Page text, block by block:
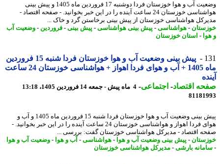
وضعیت آب و هوا خوزستان فردا دوشنبه 17 فروردین ماه 1405 و پیش بینی
هواشناسی خوزستان 24 ساعت آینده را در این خبر بخوانید. - صفحه اقتصاد -
هواشناسی خوزستان از پیش بینی برخاستن گرد و خاک ...
-هواشناسی-پیش بینی هواشناسی-پیش بینی -فروردین -وضعیت آب
-استان خوزستان
پیش بینی وضعیت آب و هوا خوزستان فردا شنبه 15 فروردین
ماه 1405 + آب و هوای فردا اهواز + هواشناسی خوزستان 24 ساعت
اقتصاد-اجتماعی-4 ماه پیش - جمعه 14 فروردین 1405، 13:18
پیش بینی وضعیت آب و هوا خوزستان فردا شنبه 15 فروردین ماه 1405 و آب و
هوای فردا اهواز و هواشناسی خوزستان 24 ساعت آینده را در این خبر بخوانید. -
اقتصاد - مدیرکل هواشناسی خوزستان گفت: بررسی ...
-پیش بینی وضعیت آب و هوا-هواشناسی-آب و هوا-وضعیت آب و هوا
بارشی -مدیرکل هواشناسی خوزستان